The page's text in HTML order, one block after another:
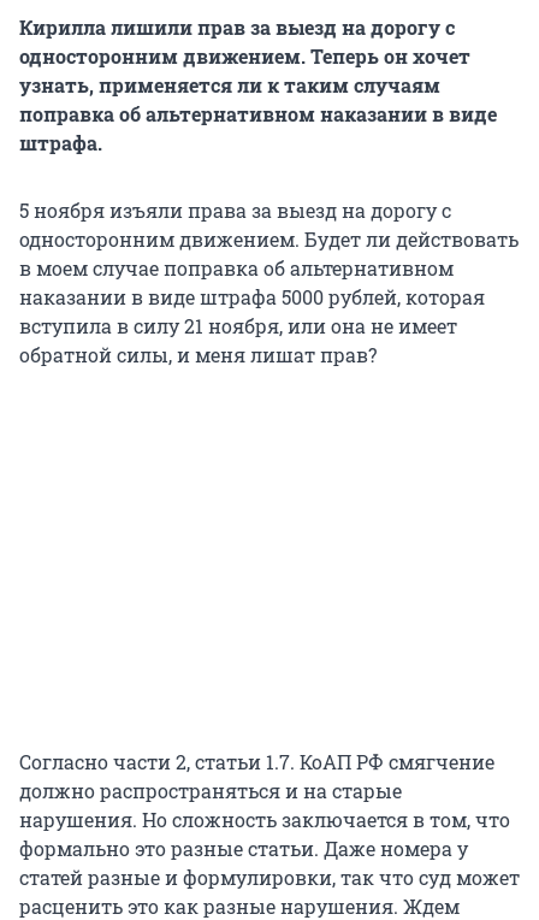
Кирилла лишили прав за выезд на дорогу с
односторонним движением. Теперь он хочет
узнать, применяется ли к таким случаям
поправка об альтернативном наказании в виде
штрафа.
5 ноября изъяли права за выезд на дорогу с
односторонним движением. Будет ли действовать
в моем случае поправка об альтернативном
наказании в виде штрафа 5000 рублей, которая
вступила в силу 21 ноября, или она не имеет
обратной силы, и меня лишат прав?
Согласно части 2, статьи 1.7. КоАП РФ смягчение
должно распространяться и на старые
нарушения. Но сложность заключается в том, что
формально это разные статьи. Даже номера у
статей разные и формулировки, так что суд может
расценить это как разные нарушения. Ждем